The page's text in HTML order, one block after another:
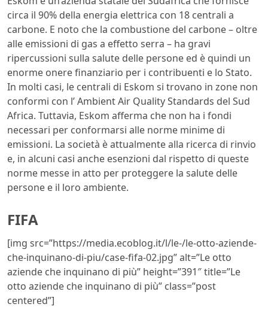
circa il 90% della energia elettrica con 18 centrali a
carbone. E noto che la combustione del carbone – oltre
alle emissioni di gas a effetto serra – ha gravi
ripercussioni sulla salute delle persone ed è quindi un
enorme onere finanziario per i contribuenti e lo Stato.
In molti casi, le centrali di Eskom si trovano in zone non
conformi con l’ Ambient Air Quality Standards del Sud
Africa. Tuttavia, Eskom afferma che non ha i fondi
necessari per conformarsi alle norme minime di
emissioni. La società è attualmente alla ricerca di rinvio
e, in alcuni casi anche esenzioni dal rispetto di queste
norme messe in atto per proteggere la salute delle
persone e il loro ambiente.
FIFA
[img src=”https://media.ecoblog.it/l/le-/le-otto-aziende-
che-inquinano-di-piu/case-fifa-02.jpg” alt=”Le otto
aziende che inquinano di più” height=”391″ title=”Le
otto aziende che inquinano di più” class=”post
centered”]